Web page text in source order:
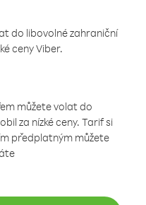
do libovolné zahraniční
ceny Viber.
můžete volat do
za nízké ceny. Tarif si
předplatným můžete